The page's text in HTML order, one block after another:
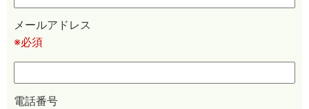
メールアドレス
※必須
電話番号